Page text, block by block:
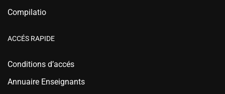
Compilatio
ACCÉS RAPIDE
Conditions d’accés
Annuaire Enseignants